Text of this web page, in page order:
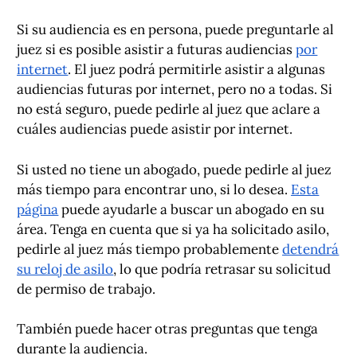
Si su audiencia es en persona, puede preguntarle al
juez si es posible asistir a futuras audienciaspor
internet. El juez podrá permitirle asistir a algunas
audiencias futuras por internet, pero no a todas. Si
no está seguro, puede pedirle al juez que aclare a
cuáles audiencias puede asistir por internet.
Si usted no tiene un abogado, puede pedirle al juez
más tiempo para encontrar uno, si lo desea. Esta
páginapuede ayudarle a buscar un abogado en su
área. Tenga en cuenta que si ya ha solicitado asilo,
pedirle al juez más tiempo probablementedetendrá
su reloj de asilo, lo que podría retrasar su solicitud
de permiso de trabajo.
También puede hacer otras preguntas que tenga
durante la audiencia.